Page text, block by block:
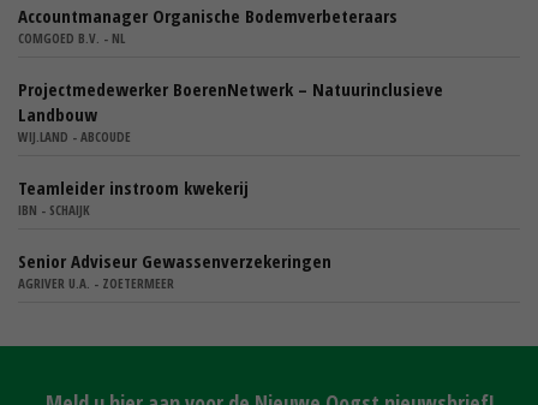
Accountmanager Organische Bodemverbeteraars
COMGOED B.V. - NL
Projectmedewerker BoerenNetwerk – Natuurinclusieve
Landbouw
WIJ.LAND - ABCOUDE
Teamleider instroom kwekerij
IBN - SCHAIJK
Senior Adviseur Gewassenverzekeringen
AGRIVER U.A. - ZOETERMEER